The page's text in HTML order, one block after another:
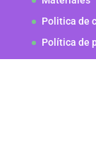
Politica de
Política de
Técnicas